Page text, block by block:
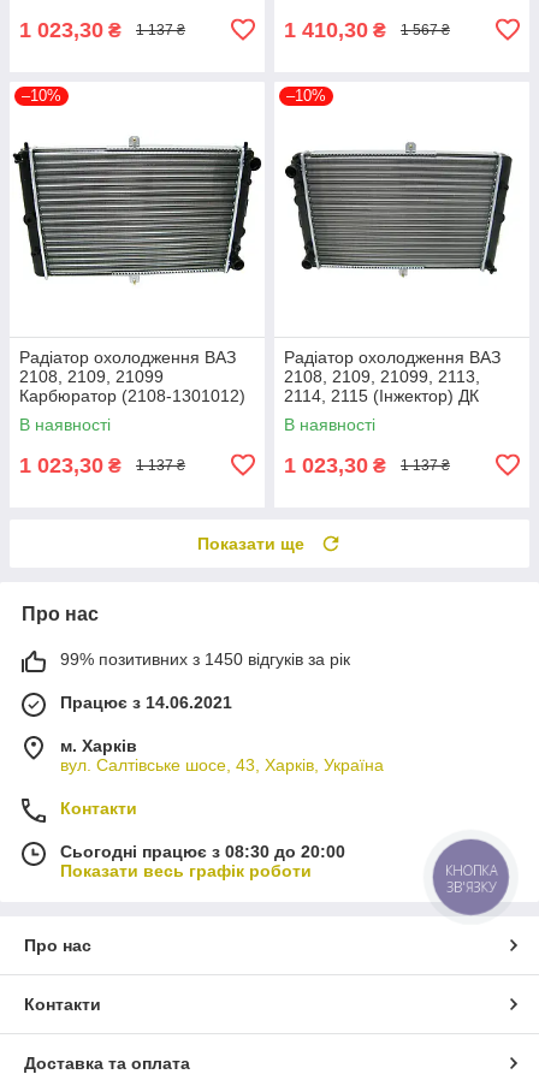
1 023,30 ₴ 1 137 ₴ 1 410,30 ₴ 1 567 ₴
–10%
Радіатор охолодження ВАЗ
2108, 2109, 21099
Карбюратор (2108-1301012)
ДК 2108-1301012
В наявності
1 023,30 ₴ 1 137 ₴
–10%
Радіатор охолодження ВАЗ
2108, 2109, 21099, 2113,
2114, 2115 (Інжектор) ДК
21082-1301012
В наявності
1 023,30 ₴ 1 137 ₴
Показати ще
Про нас
99% позитивних з 1450 відгуків за рік
Працює з 14.06.2021
м. Харків
вул. Салтівське шосе, 43, Харків, Україна
Контакти
Сьогодні працює з 08:30 до 20:00
Показати весь графік роботи
Про нас
Контакти
Доставка та оплата
КНОПКА
ЗВ'ЯЗКУ